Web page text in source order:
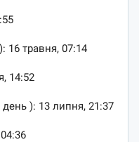
16 травня, 07:14
14:52
): 13 липня, 21:37